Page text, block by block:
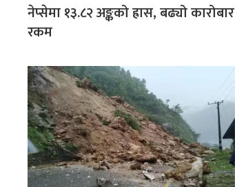
नेप्सेमा १३.८२ अङ्कको ह्रास, बढ्यो कारोबार
रकम